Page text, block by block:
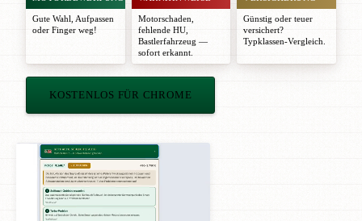
Gute Wahl
Aufpassen
oder Finger weg!
Motorschaden,
fehlende HU,
Bastlerfahrzeug —
sofort erkannt.
Günstig oder teuer
versichert?
Typklassen-Vergleich.
KOSTENLOS FÜR CHROME